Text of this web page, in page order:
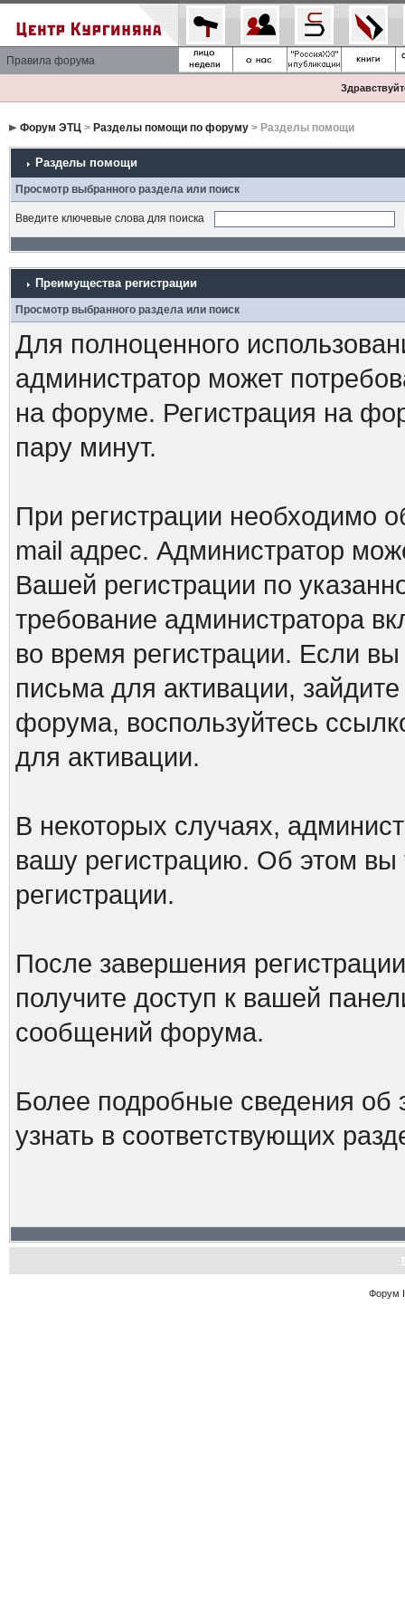
Правила форума
Форум ЭТЦ> Разделы помощи по форуму> Разделы помощи
Разделы помощи
Просмотр выбранного раздела или поиск
Введите ключевые слова для поиска
Преимущества регистрации
Просмотр выбранного раздела или поиск
Для полноценного
администратор может
на форуме. Регистрация на
пару минут.
При регистрации необходимо
mail адрес. Администратор
Вашей регистрации по
требование администратора
во время регистрации. Если
письма для активации,
форума, воспользуйтесь
для активации.
В некоторых случаях,
вашу регистрацию. Об этом
регистрации.
После завершения
получите доступ к вашей
сообщений форума.
Более подробные сведения
узнать в соответствующих
Форум